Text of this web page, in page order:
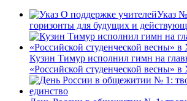
Указ
горизонты для будущих и
Кузин Тимур исполнил гимн на
«Российской студенческой весны» в